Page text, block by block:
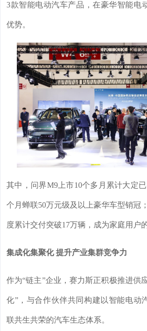
3款智能电动汽车产品，在豪华智能电
优势。
其中，问界M9上市10个多月累计大定
个月蝉联50万元级及以上豪华车型销冠
度累计交付突破17万辆，成为家庭用户
集成化集聚化 提升产业集群竞争力
作为“链主”企业，赛力斯正积极推进供
化”，与合作伙伴共同构建以智能电动
联共生共荣的汽车生态体系。